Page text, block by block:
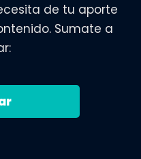
de tu aporte
Sumate a